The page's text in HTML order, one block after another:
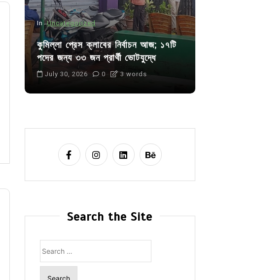
In Uncategorized
কুমিল্লা প্রেস ক্লাবের নির্বাচন আজ; ১৭টি
পদের জন্য ৩৩ জন প্রার্থী ভোটযুদ্ধে
July 30, 2026 0 3 words
Search the Site
for: